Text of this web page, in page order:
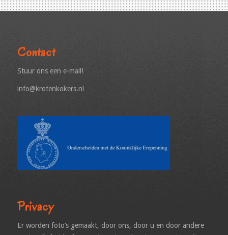
Contact
Stuur ons een e-mail!
info@krotenkokers.nl
Privacy
Er worden foto’s gemaakt, door ons, door u en door andere